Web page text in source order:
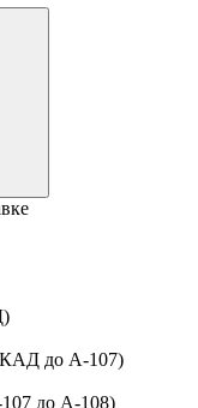
до А-107)
до А-108)